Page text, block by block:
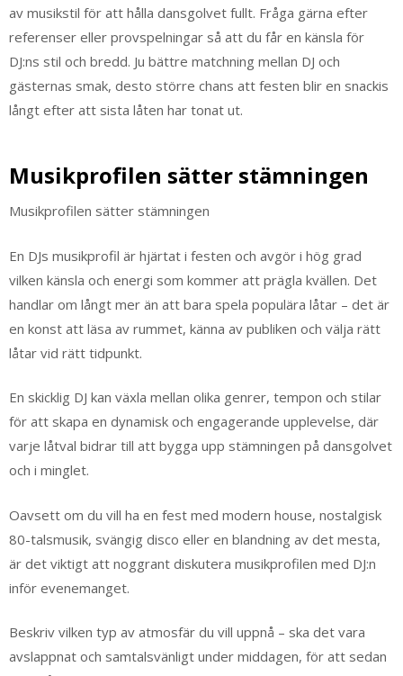
av musikstil för att hålla dansgolvet fullt. Fråga gärna efter
referenser eller provspelningar så att du får en känsla för
DJ:ns stil och bredd. Ju bättre matchning mellan DJ och
gästernas smak, desto större chans att festen blir en snackis
långt efter att sista låten har tonat ut.
Musikprofilen sätter stämningen
Musikprofilen sätter stämningen
En DJs musikprofil är hjärtat i festen och avgör i hög grad
vilken känsla och energi som kommer att prägla kvällen. Det
handlar om långt mer än att bara spela populära låtar – det är
en konst att läsa av rummet, känna av publiken och välja rätt
låtar vid rätt tidpunkt.
En skicklig DJ kan växla mellan olika genrer, tempon och stilar
för att skapa en dynamisk och engagerande upplevelse, där
varje låtval bidrar till att bygga upp stämningen på dansgolvet
och i minglet.
Oavsett om du vill ha en fest med modern house, nostalgisk
80-talsmusik, svängig disco eller en blandning av det mesta,
är det viktigt att noggrant diskutera musikprofilen med DJ:n
inför evenemanget.
Beskriv vilken typ av atmosfär du vill uppnå – ska det vara
avslappnat och samtalsvänligt under middagen, för att sedan